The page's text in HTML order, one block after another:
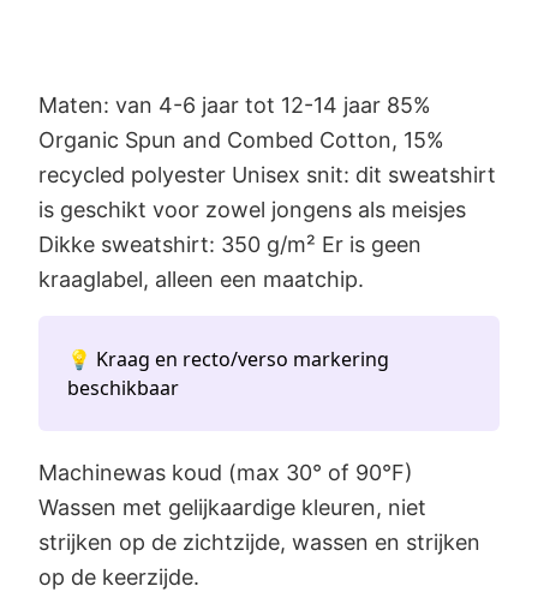
Maten: van 4-6 jaar tot 12-14 jaar 85%
Organic Spun and Combed Cotton, 15%
recycled polyester Unisex snit: dit sweatshirt
is geschikt voor zowel jongens als meisjes
Dikke sweatshirt: 350 g/m² Er is geen
kraaglabel, alleen een maatchip.
💡 Kraag en recto/verso markering
beschikbaar
Machinewas koud (max 30° of 90°F)
Wassen met gelijkaardige kleuren, niet
strijken op de zichtzijde, wassen en strijken
op de keerzijde.